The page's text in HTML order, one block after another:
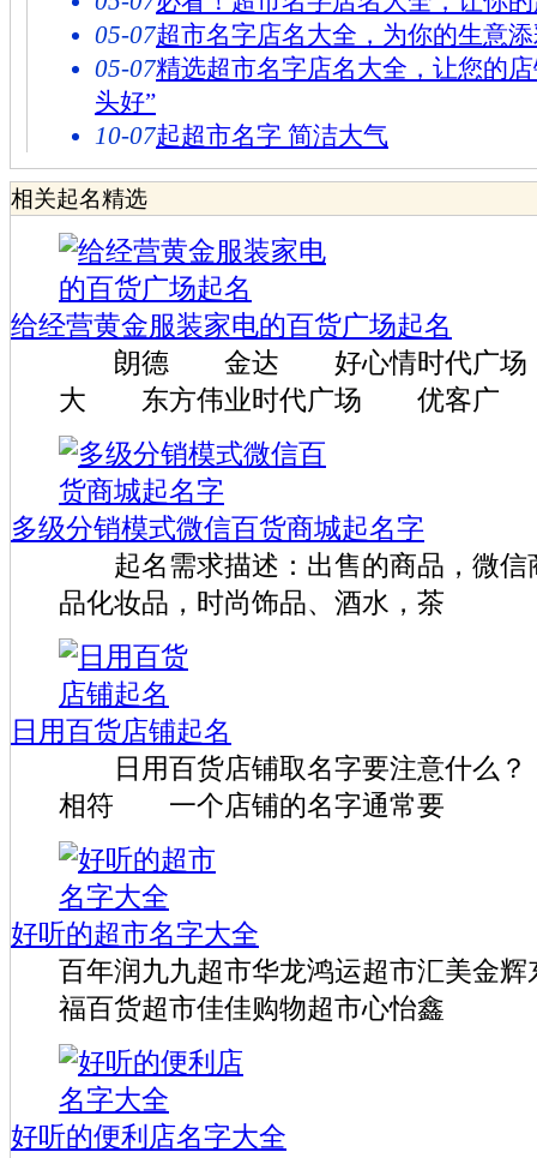
05-07超市名字店名大全，为你的生意
05-07精选超市名字店名大全，让您的
头好”
10-07起超市名字 简洁大气
相关起名精选
给经营黄金服装家电的百货广场起名
朗德 金达 好心情时代广
大 东方伟业时代广场 优客广
多级分销模式微信百货商城起名字
起名需求描述：出售的商品，微信
品化妆品，时尚饰品、酒水，茶
日用百货店铺起名
日用百货店铺取名字要注意什么
相符 一个店铺的名字通常要
好听的超市名字大全
百年润九九超市华龙鸿运超市汇美金
福百货超市佳佳购物超市心怡鑫
好听的便利店名字大全